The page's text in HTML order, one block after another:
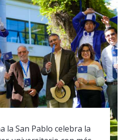
la San Pablo celebra la